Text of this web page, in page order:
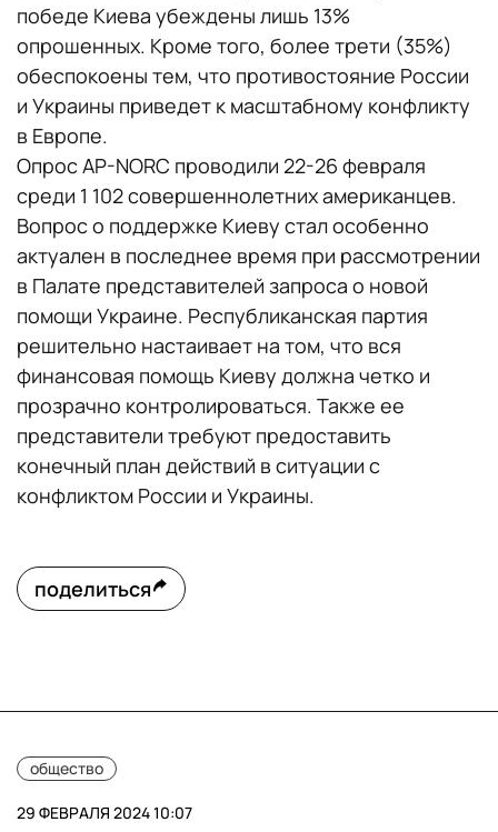
победе Киева убеждены лишь 13%
опрошенных. Кроме того, более трети (35%)
обеспокоены тем, что противостояние России
и Украины приведет к масштабному конфликту
в Европе.
Опрос AP-NORC проводили 22-26 февраля
среди 1 102 совершеннолетних американцев.
Вопрос о поддержке Киеву стал особенно
актуален в последнее время при рассмотрении
в Палате представителей запроса о новой
помощи Украине. Республиканская партия
решительно настаивает на том, что вся
финансовая помощь Киеву должна четко и
прозрачно контролироваться. Также ее
представители требуют предоставить
конечный план действий в ситуации с
конфликтом России и Украины.
поделиться
общество
29 ФЕВРАЛЯ 2024 10:07